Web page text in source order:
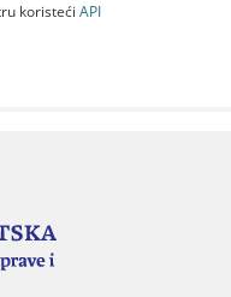
koristeći API